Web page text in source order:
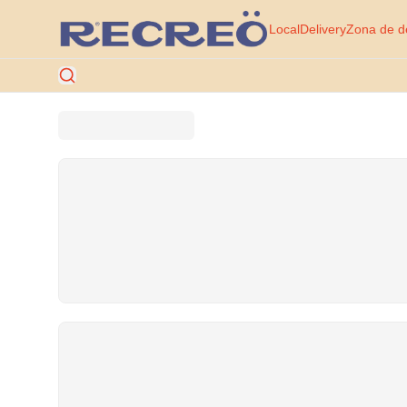
LocalDeliveryZona de